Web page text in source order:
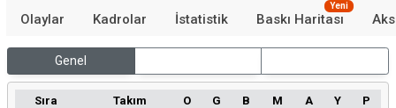
Olaylar Kadrolar İstatistik Baskı Haritası
Yeni
Genel
Sıra Takım O G B M A Y P